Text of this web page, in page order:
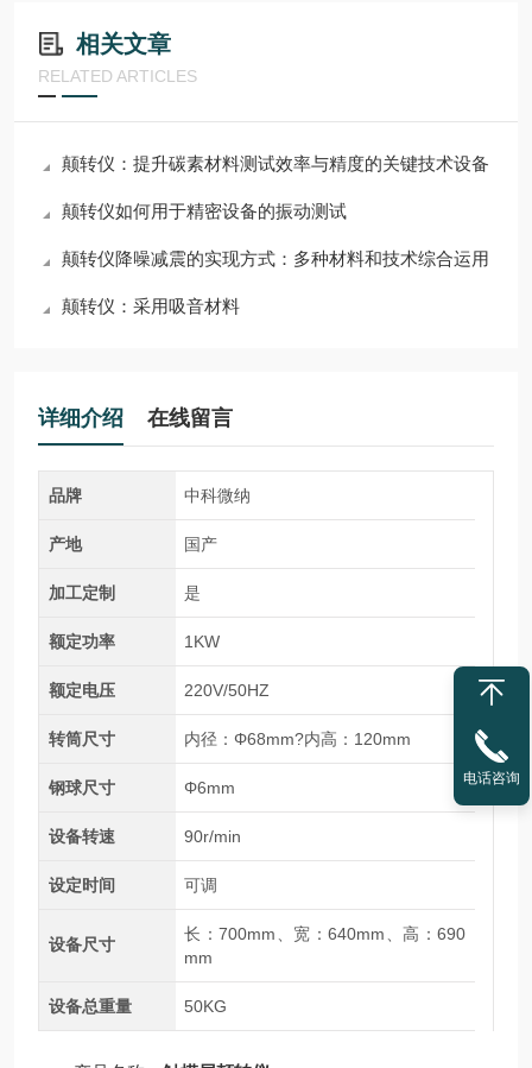
相关文章
RELATED ARTICLES
颠转仪：提升碳素材料测试效率与精度的关键技术设备
颠转仪如何用于精密设备的振动测试
颠转仪降噪减震的实现方式：多种材料和技术综合运用
颠转仪：采用吸音材料
详细介绍 在线留言
品牌 中科微纳
产地 国产
加工定制 是
额定功率 1KW
额定电压 220V/50HZ
转筒尺寸 内径：Φ68mm?内高：120mm
钢球尺寸 Φ6mm
设备转速 90r/min
设定时间 可调
设备尺寸
长：700mm、宽：640mm、高：690
mm
设备总重量 50KG
电话咨询